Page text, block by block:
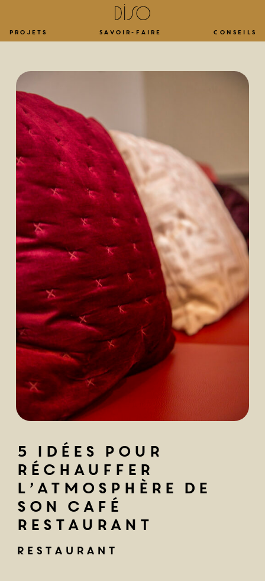
Projets Savoir-faire Conseils
5 idées pour
réchauffer
l’atmosphère de
son café
restaurant
Restaurant